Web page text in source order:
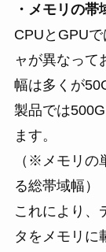
・メモリの帯
CPUとGPU
ャが異なって
幅は多くが
製品では
ます。
（※メモリの
る総帯域幅）
これにより、
タをメモリに